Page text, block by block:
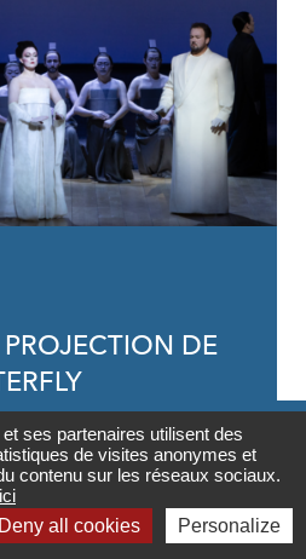
Contact

Newsletter
DE
ses partenaires utilisent des
de visites anonymes et
contenu sur les réseaux sociaux.
Deny all cookies Personalize